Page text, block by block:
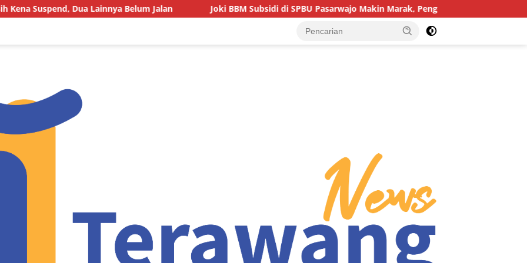
Dua Lainnya Belum Jalan Joki BBM Subsidi di SPBU Pasarwajo Makin Marak, Pengendara: “Polres Buton Dimana, Masa